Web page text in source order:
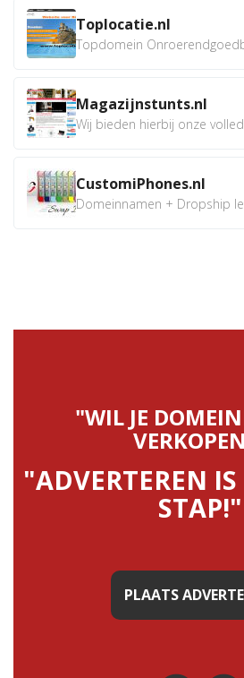
Toplocatie.nl
Magazijnstunts.nl
CustomiPhones.nl
"WIL JE
"ADVERTEREN IS
STAP!"
PLAATS